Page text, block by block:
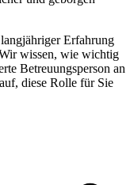
Erfahrung
wissen, wie wichtig
Betreuungsperson an
diese Rolle für Sie